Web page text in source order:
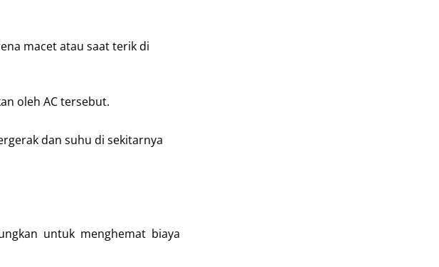
macet atau saat terik di
oleh AC tersebut.
dan suhu di sekitarnya
untuk menghemat biaya